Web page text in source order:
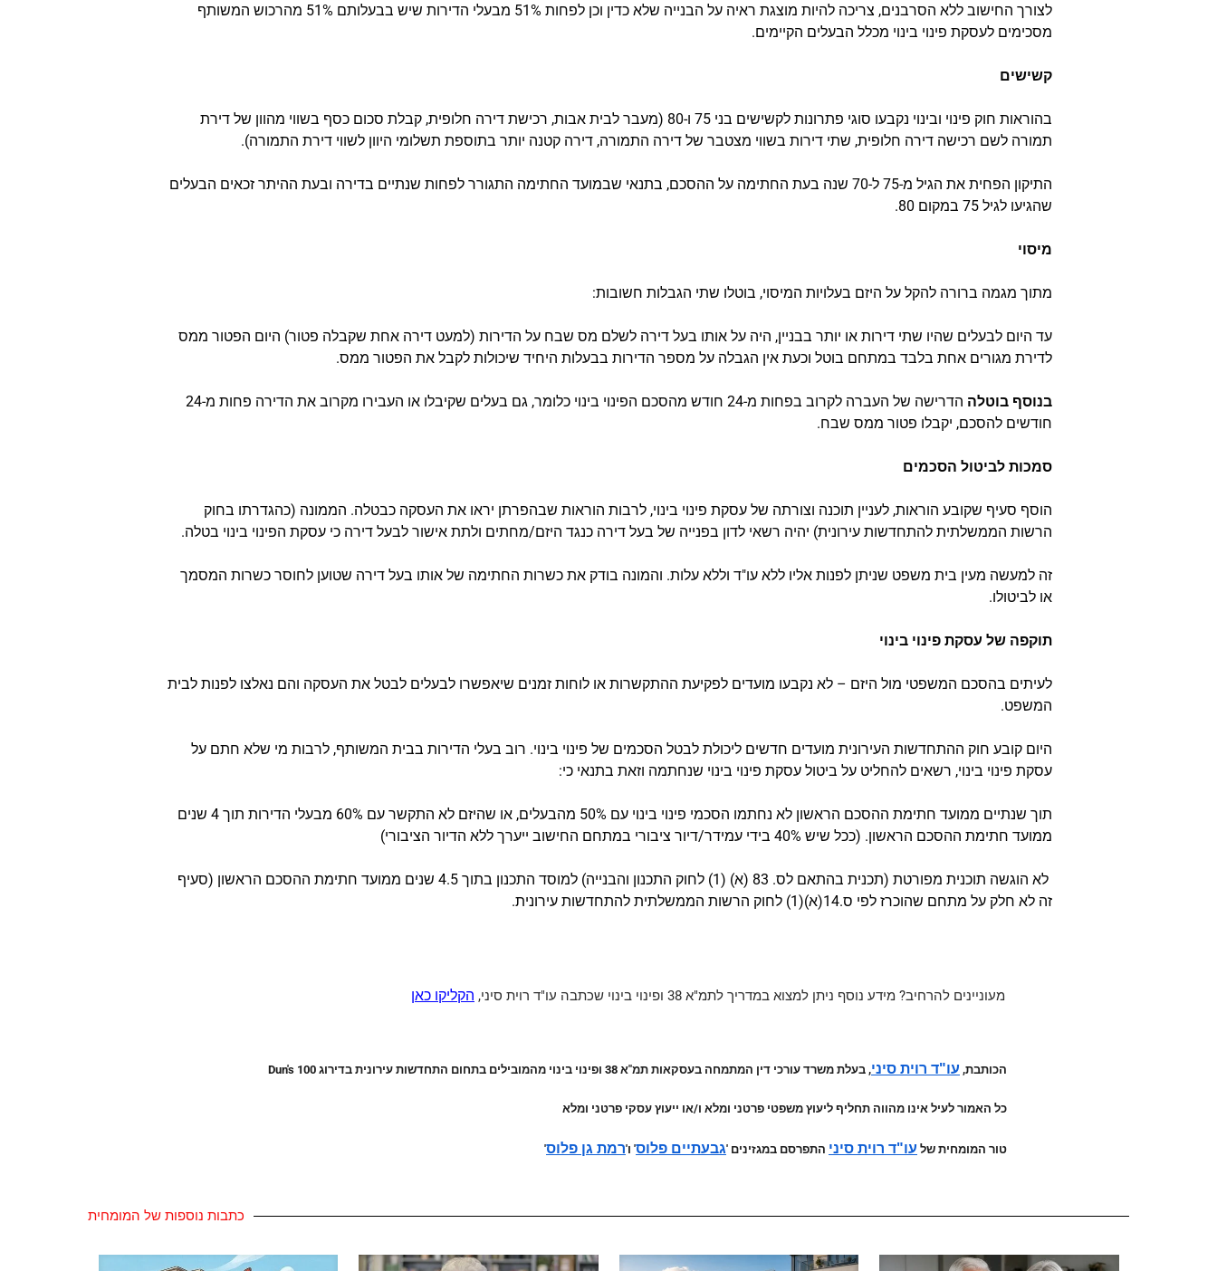
לצורך החישוב ללא הסרבנים, צריכה להיות מוצגת ראיה על הבנייה שלא כדין וכן לפחות 51% מבעלי הדירות שיש בבעלותם 51% מהרכוש המשותף
מסכימים לעסקת פינוי בינוי מכלל הבעלים הקיימים.
קשישים
בהוראות חוק פינוי ובינוי נקבעו סוגי פתרונות לקשישים בני 75 ו-80 (מעבר לבית אבות, רכישת דירה חלופית, קבלת סכום כסף בשווי מהוון של דירת
תמורה לשם רכישה דירה חלופית, שתי דירות בשווי מצטבר של דירה התמורה, דירה קטנה יותר בתוספת תשלומי היוון לשווי דירת התמורה).
התיקון הפחית את הגיל מ-75 ל-70 שנה בעת החתימה על ההסכם, בתנאי שבמועד החתימה התגורר לפחות שנתיים בדירה ובעת ההיתר זכאים הבעלים
שהגיעו לגיל 75 במקום 80.
מיסוי
מתוך מגמה ברורה להקל על היזם בעלויות המיסוי, בוטלו שתי הגבלות חשובות:
עד היום לבעלים שהיו שתי דירות או יותר בבניין, היה על אותו בעל דירה לשלם מס שבח על הדירות (למעט דירה אחת שקבלה פטור) היום הפטור ממס
לדירת מגורים אחת בלבד במתחם בוטל וכעת אין הגבלה על מספר הדירות בבעלות היחיד שיכולות לקבל את הפטור ממס.
בנוסף בוטלה
הדרישה של העברה לקרוב בפחות מ-24 חודש מהסכם הפינוי בינוי כלומר, גם בעלים שקיבלו או העבירו מקרוב את הדירה פחות מ-24
חודשים להסכם, יקבלו פטור ממס שבח.
סמכות לביטול הסכמים
הוסף סעיף שקובע הוראות, לעניין תוכנה וצורתה של עסקת פינוי בינוי, לרבות הוראות שבהפרתן יראו את העסקה כבטלה. הממונה (כהגדרתו בחוק
הרשות הממשלתית להתחדשות עירונית) יהיה רשאי לדון בפנייה של בעל דירה כנגד היזם/מחתים ולתת אישור לבעל דירה כי עסקת הפינוי בינוי בטלה.
זה למעשה מעין בית משפט שניתן לפנות אליו ללא עו"ד וללא עלות. והמונה בודק את כשרות החתימה של אותו בעל דירה שטוען לחוסר כשרות המסמך
או לביטולו.
תוקפה של עסקת פינוי בינוי
לעיתים בהסכם המשפטי מול היזם – לא נקבעו מועדים לפקיעת ההתקשרות או לוחות זמנים שיאפשרו לבעלים לבטל את העסקה והם נאלצו לפנות לבית
המשפט.
היום קובע חוק ההתחדשות העירונית מועדים חדשים ליכולת לבטל הסכמים של פינוי בינוי. רוב בעלי הדירות בבית המשותף, לרבות מי שלא חתם על
עסקת פינוי בינוי, רשאים להחליט על ביטול עסקת פינוי בינוי שנחתמה וזאת בתנאי כי:
תוך שנתיים ממועד חתימת ההסכם הראשון לא נחתמו הסכמי פינוי בינוי עם 50% מהבעלים, או שהיזם לא התקשר עם 60% מבעלי הדירות תוך 4 שנים
ממועד חתימת ההסכם הראשון. (ככל שיש 40% בידי עמידר/דיור ציבורי במתחם החישוב ייערך ללא הדיור הציבורי)
לא הוגשה תוכנית מפורטת (תכנית בהתאם לס. 83 (א) (1) לחוק התכנון והבנייה) למוסד התכנון בתוך 4.5 שנים ממועד חתימת ההסכם הראשון (סעיף
זה לא חלק על מתחם שהוכרז לפי ס.14(א)(1) לחוק הרשות הממשלתית להתחדשות עירונית.
מעוניינים להרחיב? מידע נוסף ניתן למצוא במדריך לתמ"א 38 ופינוי בינוי שכתבה עו"ד רוית סיני, הקליקו כאן
הכותבת, עו"ד רוית סיני, בעלת משרד עורכי דין המתמחה בעסקאות תמ"א 38 ופינוי בינוי מהמובילים בתחום התחדשות עירונית בדירוג Dun's 100
כל האמור לעיל אינו מהווה תחליף ליעוץ משפטי פרטני ומלא ו/או ייעוץ עסקי פרטני ומלא
טור המומחית של עו"ד רוית סיני התפרסם במגזינים 'גבעתיים פלוס' ו'רמת גן פלוס'
כתבות נוספות של המומחית